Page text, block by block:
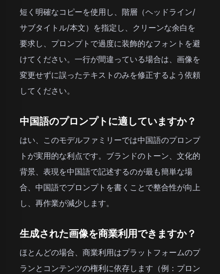
短く明確なコピーを使用し、階層（ヘッドライン/
サブタイトル/本文）を指定し、クリーンな余白を
要求し、プロンプトで過度に装飾的なフォントを避
けてください。一行が間違っている場合は、画像を
変更せずに誤ったテキストのみを修正するよう依頼
してください。
中国語のプロンプトに適していますか？
はい、このモデルファミリーでは中国語のプロンプ
トが実用的な利点です。ブランドのトーン、文化的
背景、表現を中国語で記述するのが最も簡単な場
合、中国語でプロンプトを書くことで整合性が向上
し、再作業が減少します。
生成された画像を商業利用できますか？
ほとんどの場合、商業利用はプラットフォームのプ
ランとコンテンツの権利に依存します（例：プロン